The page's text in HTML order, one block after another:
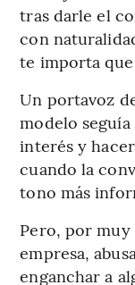
tras darle el
con
te importa
Un portavoz
modelo
interés y
cuando la
tono más
Pero, por muy
empresa,
enganchar a